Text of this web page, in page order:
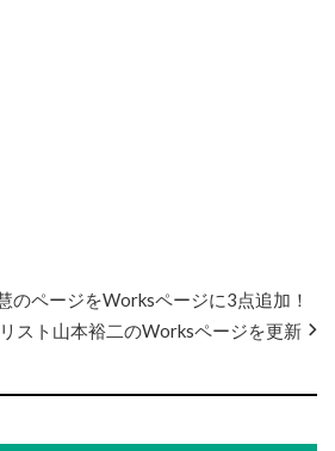
のページをWorksページに3点追加！
スト山本裕二のWorksページを更新